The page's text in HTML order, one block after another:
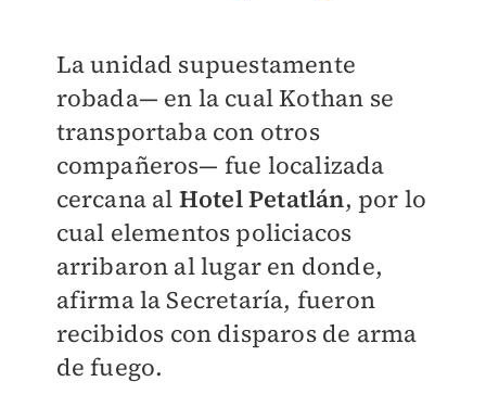
La unidad supuestamente
robada— en la cual Kothan se
transportaba con otros
compañeros— fue localizada
cercana al Hotel Petatlán, por lo
cual elementos policiacos
arribaron al lugar en donde,
afirma la Secretaría, fueron
recibidos con disparos de arma
de fuego.